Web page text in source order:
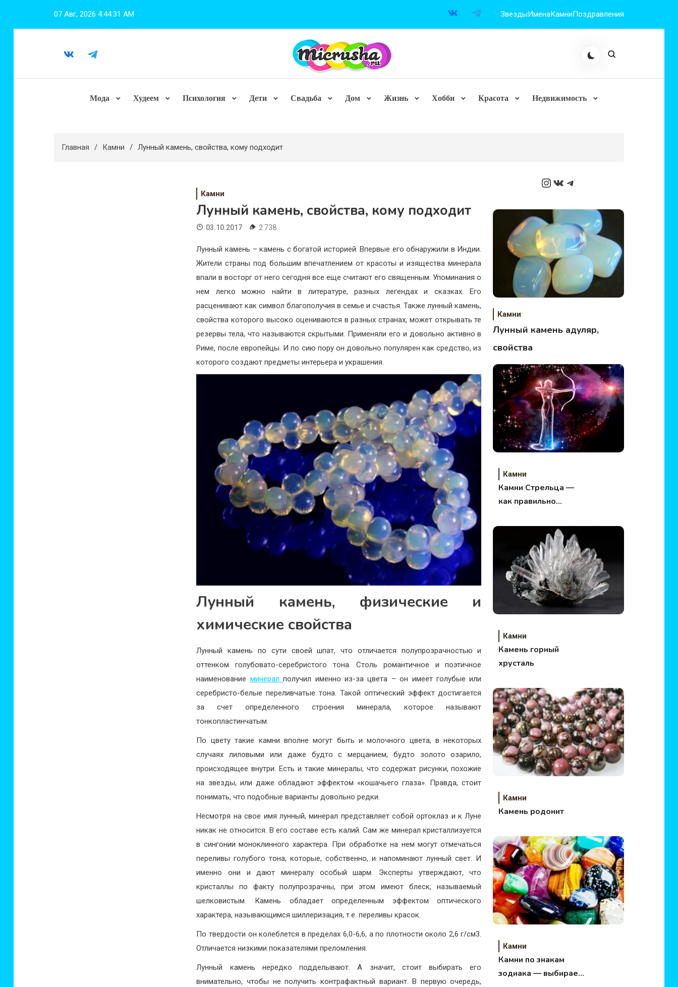
07 Авг, 2026 4:44:32 AM ЗвездыИменаКамниПоздравления
Мода Худеем Психология Дети Свадьба Дом Жизнь Хобби Красота Недвижимость
Главная Камни Лунный камень, свойства, кому подходит
Камни
Лунный камень, свойства, кому подходит
03.10.2017 2 738
Лунный камень – камень с богатой историей. Впервые его обнаружили в Индии.
Жители страны под большим впечатлением от красоты и изящества минерала
впали в восторг от него сегодня все еще считают его священным. Упоминания о
нем легко можно найти в литературе, разных легендах и сказках. Его
расценивают как символ благополучия в семье и счастья. Также лунный камень,
свойства которого высоко оцениваются в разных странах, может открывать те
резервы тела, что называются скрытыми. Применяли его и довольно активно в
Риме, после европейцы. И по сию пору он довольно популярен как средство, из
которого создают предметы интерьера и украшения.
Лунный камень, физические и
химические свойства
Лунный камень по сути своей шпат, что отличается полупрозрачностью и
оттенком голубовато-серебристого тона. Столь романтичное и поэтичное
наименование минералполучил именно из-за цвета – он имеет голубые или
серебристо-белые переливчатые тона. Такой оптический эффект достигается
за счет определенного строения минерала, которое называют
тонкопластинчатым.
По цвету такие камни вполне могут быть и молочного цвета, в некоторых
случаях лиловыми или даже будто с мерцанием, будто золото озарило,
происходящее внутри. Есть и такие минералы, что содержат рисунки, похожие
на звезды, или даже обладают эффектом «кошачьего глаза». Правда, стоит
понимать, что подобные варианты довольно редки.
Несмотря на свое имя лунный, минерал представляет собой ортоклаз и к Луне
никак не относится. В его составе есть калий. Сам же минерал кристаллизуется
в сингонии моноклинного характера. При обработке на нем могут отмечаться
переливы голубого тона, которые, собственно, и напоминают лунный свет. И
именно они и дают минералу особый шарм. Эксперты утверждают, что
кристаллы по факту полупрозрачны, при этом имеют блеск, называемый
шелковистым. Камень обладает определенным эффектом оптического
характера, называющимся шиллеризация, т.е. переливы красок.
По твердости он колеблется в пределах 6,0-6,6, а по плотности около 2,6 г/см3.
Отличается низкими показателями преломления.
Лунный камень нередко подделывают. А значит, стоит выбирать его
внимательно, чтобы не получить контрафактный вариант. В первую очередь,
Instagram
ВКонтакте
Telegram
Камни
Лунный камень адуляр,
свойства
Камни
Камни Стрельца —
как правильно
оберег, его свойства
Камни
Камень горный
хрусталь
Камни
Камень родонит
Камни
Камни по знакам
зодиака — выбираем